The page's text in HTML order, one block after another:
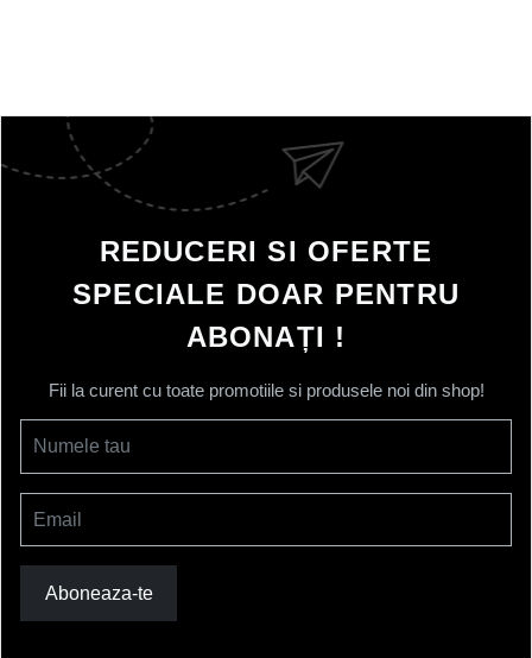
REDUCERI SI OFERTE
SPECIALE DOAR PENTRU
ABONAȚI !
Fii la curent cu toate promotiile si produsele noi din shop!
Numele tau
Email
Aboneaza-te